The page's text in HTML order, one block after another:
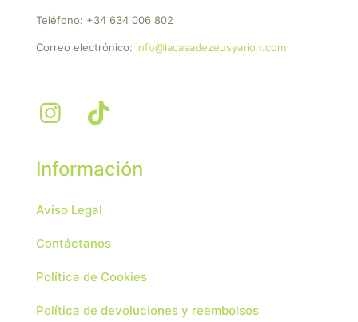
Teléfono: +34 634 006 802
Correo electrónico: info@lacasadezeusyarion.com
Información
Aviso Legal
Contáctanos
Política de Cookies
Política de devoluciones y reembolsos